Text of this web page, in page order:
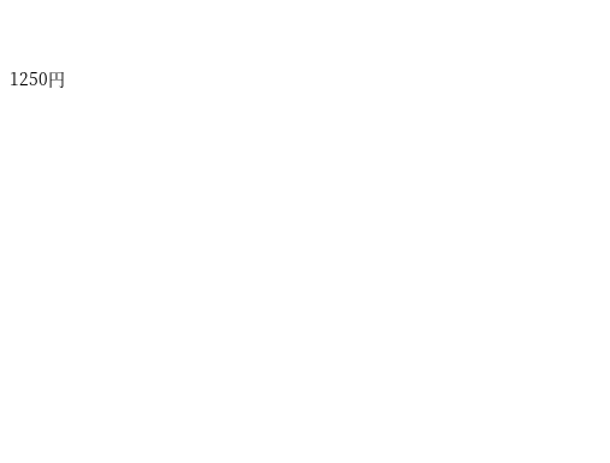
1250円